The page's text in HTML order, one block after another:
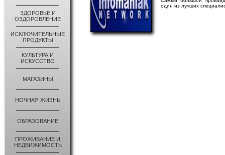
ЗДОРОВЬЕ И
ОЗДОРОВЛЕНИЕ
ИСКЛЮЧИТЕЛЬНЫЕ
ПРОДУКТЫ
КУЛЬТУРА И
ИСКУССТВО
МАГАЗИНЫ
НОЧНАЯ ЖИЗНЬ
ОБРАЗОВАНИЕ
ПРОЖИВАНИЕ И
НЕДВИЖИМОСТЬ
один из лучших